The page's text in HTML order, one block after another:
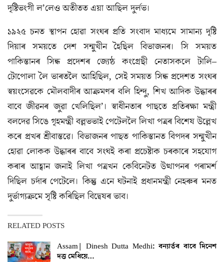
দৃষ্টিভংগী ল’লেও অতীতত এয়া আছিল দুৰ্লভ।
১৯২৫ চনত স্থাপন হোৱা সংঘৰ প্ৰতি সংবাদ মাধ্যমে সামান্য দৃষ্টি
দিয়াৰ সময়তে দেশ সন্মুখীন হৈছিল বিভাজনৰ। সি সময়ত
পাকিস্তানৰ সিন্ধ প্ৰদেশৰ জ্যেষ্ঠ কংগ্ৰেছী নেতাসকলে টালি–
টোপোলা লৈ ভাৰতলৈ আহিছিল, সেই সময়ত সিন্ধ প্ৰদেশত সংঘৰ
স্বয়ংসেৱকে মৌলবাদীৰ আক্ৰমণৰ বলি হিন্দু, শিখ আদিক উদ্ধাৰৰ
বাবে জীৱনৰ জুৱা খেলিছিল’। স্বাধীনতাৰ পাছতে প্ৰতিৰক্ষা মন্ত্ৰী
বলদেৱ সিঙে গৃহমন্ত্ৰী বল্লভভাই পেটেললৈ লিখা পত্ৰৰ বিশেষ উল্লেখ
কৰে প্ৰখৰ শ্ৰীবাস্তৱে। বিভাজনৰ পাছত পাকিস্তানত বিপদৰ সন্মুখীন
হোৱা লোকক উদ্ধাৰৰ বাবে সংঘই কৰা প্ৰচেষ্টাক চৰকাৰে সহযোগ
কৰাৰ আহ্বান জনাই লিখা পত্ৰখন কেবিনেটত উত্থাপনৰ পৰামৰ্শ
দিছিল চৰ্দাৰ পেটেলে। কিন্তু এনে ঘটনাই প্ৰধানমন্ত্ৰী নেহৰুৰ মনত
দুৰ্ভাগ্যক্ৰমে সৃষ্টি কৰিছিল বিদ্বেষৰ ভাব।
RELATED POSTS
Assam| Dinesh Dutta Medhi: বন্যাৰ্তৰ বাবে দিনেশ
দত্ত মেধিয়ে…